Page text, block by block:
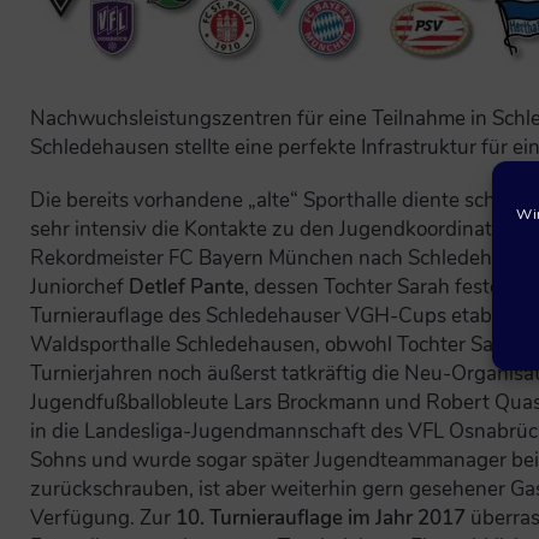
Nachwuchsleistungszentren für eine Teilnahme in
Schledehausen stellte eine perfekte Infrastruktur für
Die bereits vorhandene „alte“ Sporthalle diente schon
sehr intensiv die Kontakte zu den
Rekordmeister FC Bayern München nach
Juniorchef Detlef Pante, dessen Tochter Sarah fester
Turnierauflage des Schledehauser VGH-Cups
Waldsporthalle Schledehausen, obwohl Tochter
Turnierjahren noch äußerst tatkräftig die Neu-
Jugendfußballobleute Lars Brockmann und Robert
in die Landesliga-Jugendmannschaft des VFL
Sohns und wurde sogar später Jugendteammanager
zurückschrauben, ist aber weiterhin gern gesehener
Verfügung. Zur 10. Turnierauflage im Jahr 2017